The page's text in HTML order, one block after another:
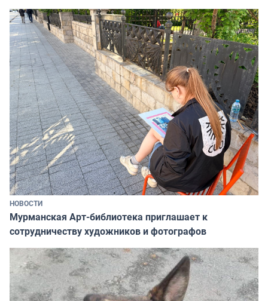
НОВОСТИ
Мурманская Арт-библиотека приглашает к
сотрудничеству художников и фотографов